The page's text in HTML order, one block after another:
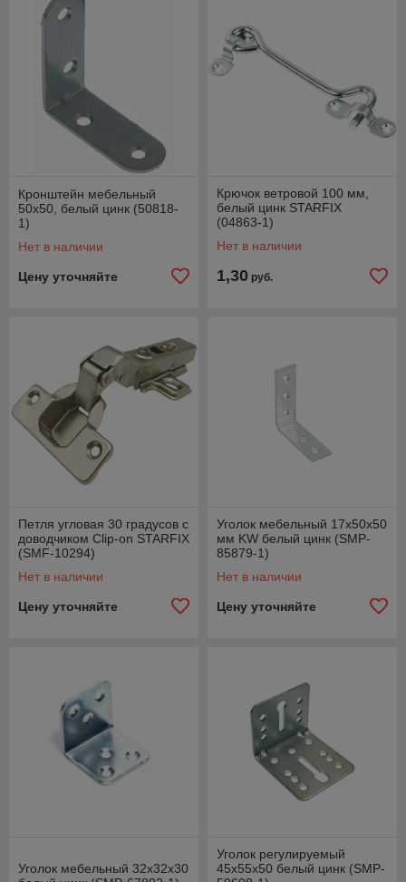
Кронштейн мебельный
50х50, белый цинк (50818-
1)
Нет в наличии
Цену уточняйте
Крючок ветровой 100 мм,
белый цинк STARFIX
(04863-1)
Нет в наличии
1,30 руб.
Петля угловая 30 градусов с
доводчиком Clip-on STARFIX
(SMF-10294)
Нет в наличии
Цену уточняйте
Уголок мебельный 17х50х50
мм KW белый цинк (SMP-
85879-1)
Нет в наличии
Цену уточняйте
Уголок мебельный 32х32х30
Уголок регулируемый
45х55х50 белый цинк (SMP-